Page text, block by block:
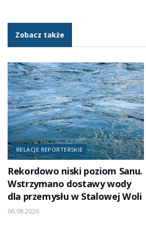
Zobacz także
RELACJE REPORTERSKIE
Rekordowo niski poziom Sanu.
Wstrzymano dostawy wody
dla przemysłu w Stalowej Woli
06.08.2026